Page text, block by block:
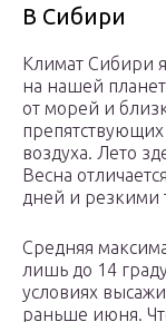
В Сибири
Климат Сибири
на нашей
от морей и
воздуха. Лето
Весна
дней и резкими
Средняя
лишь до 14
условиях
раньше июня.